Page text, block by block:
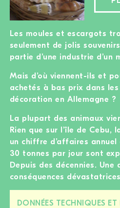
Les moules et escargots
seulement de jolis
partie d’une industrie d’un
Mais d’où viennent-ils et
achetés à bas prix dans
décoration en Allemagne ?
La plupart des animaux
Rien que sur l’île de Cebu,
un chiffre d’affaires annuel
30 tonnes par jour sont
Depuis des décennies.
conséquences
DONNÉES TECHNIQUES